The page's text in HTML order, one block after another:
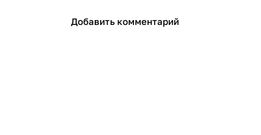
Добавить комментарий